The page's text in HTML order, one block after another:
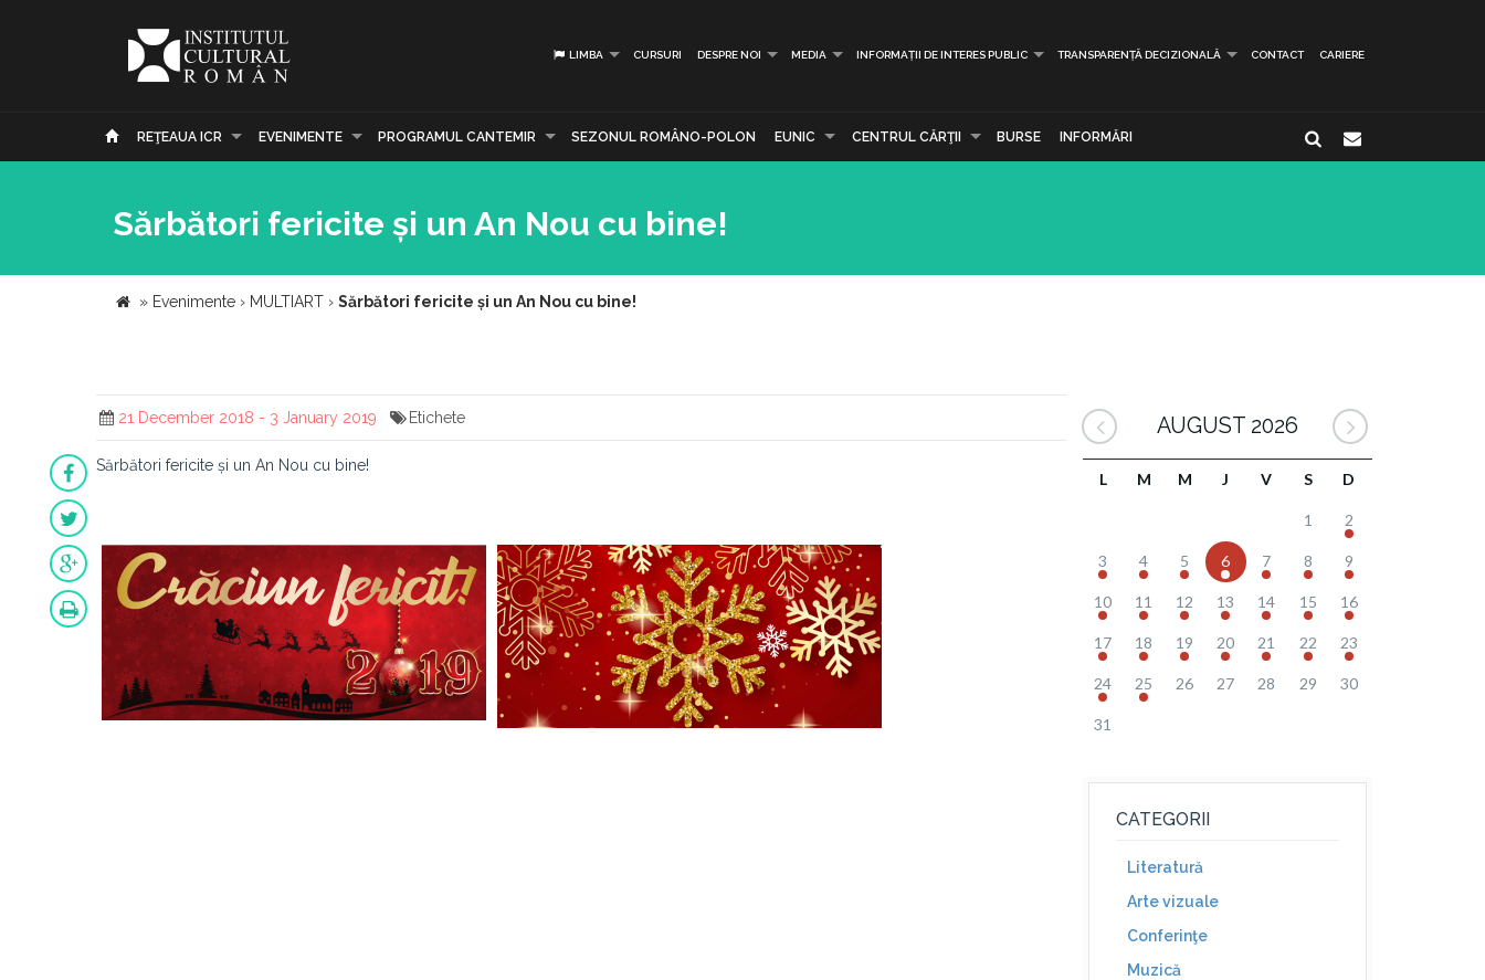
LIMBA CURSURI DESPRE NOI MEDIA INFORMAȚII DE INTERES PUBLIC TRANSPARENȚĂ DECIZIONALĂ CONTACT CARIERE
REŢEAUA ICR EVENIMENTE PROGRAMUL CANTEMIR SEZONUL ROMÂNO-POLON EUNIC CENTRUL CĂRŢII BURSE INFORMĂRI
Sărbători fericite și un An Nou cu bine!
» Evenimente › MULTIART › Sărbători fericite și un An Nou cu bine!
21 December 2018 - 3 January 2019 Etichete
Sărbători fericite și un An Nou cu bine!
AUGUST 2026
L M M J V S D
1 2
3 4 5 6 7 8 9
10 11 12 13 14 15 16
17 18 19 20 21 22 23
24 25 26 27 28 29 30
31
CATEGORII
Literatură
Arte vizuale
Conferinţe
Muzică